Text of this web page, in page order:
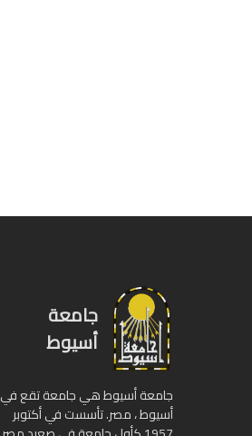
جامعة
أسيوط
جامعة أسيوط هي جامعة تقع في
أسيوط ، مصر. تأسست في أكتوبر